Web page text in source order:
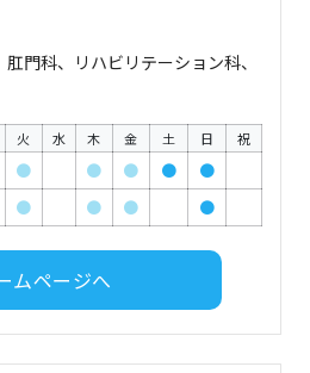
門科、リハビリテーション科、
火 水 木 金 土 日 祝
● ● ● ●
●
● ● ● ●
ムページへ